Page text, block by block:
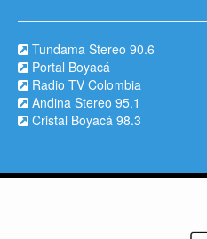
Tundama Stereo 90.6
Portal Boyacá
Radio TV Colombia
Andina Stereo 95.1
Cristal Boyacá 98.3